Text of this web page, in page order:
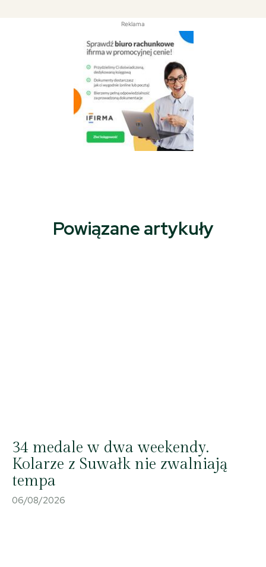
04 X 2025; Suwałki - Hala OSiR - Mecz II ligi piłki ręcznej KS Szczypiorniak
Niedźwiedzie Suwałki - MOKS Słoneczny Stok Białystok 27:33 © 2025
Wojciech Otłowski
Reklama
Powiązane artykuły
34 medale w dwa weekendy.
Kolarze z Suwałk nie zwalniają
tempa
06/08/2026